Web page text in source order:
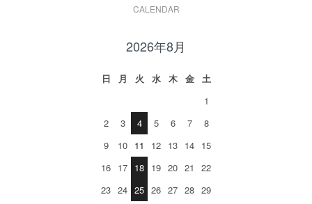
CALENDAR
2026年8月
日 月 火 水 木 金
土
1
2
3 4 5 6 7
8
9
10 11 12 13 14 15
16 17 18 19 20 21
22
23 24 25 26 27 28 29